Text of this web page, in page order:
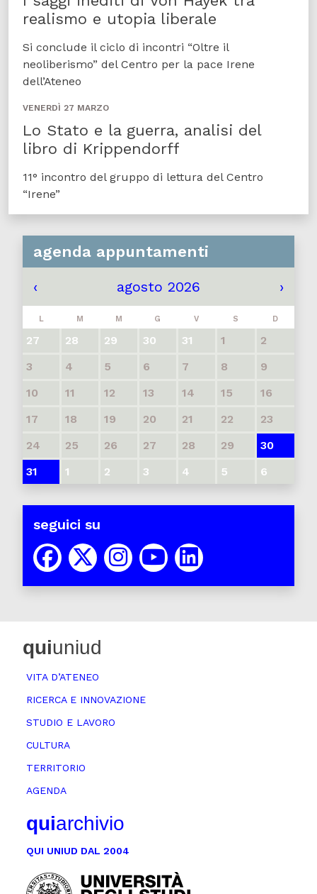
realismo e utopia liberale
Si conclude il ciclo di incontri “Oltre il
neoliberismo” del Centro per la pace Irene
dell’Ateneo
VENERDÌ 27 MARZO
Lo Stato e la guerra, analisi del
libro di Krippendorff
11° incontro del gruppo di lettura del Centro
“Irene”
agenda appuntamenti
‹ agosto 2026 ›
L M M G V S D
27 28 29 30 31 1
2
3
4 5 6 7 8
9
10
11 12 13 14 15
16
17
18 19 20 21 22
23
24
25 26 27 28 29
30
31
1 2 3 4 5 6
seguici su
quiuniud
VITA D’ATENEO
RICERCA E INNOVAZIONE
STUDIO E LAVORO
CULTURA
TERRITORIO
AGENDA
quiarchivio
QUI UNIUD DAL 2004